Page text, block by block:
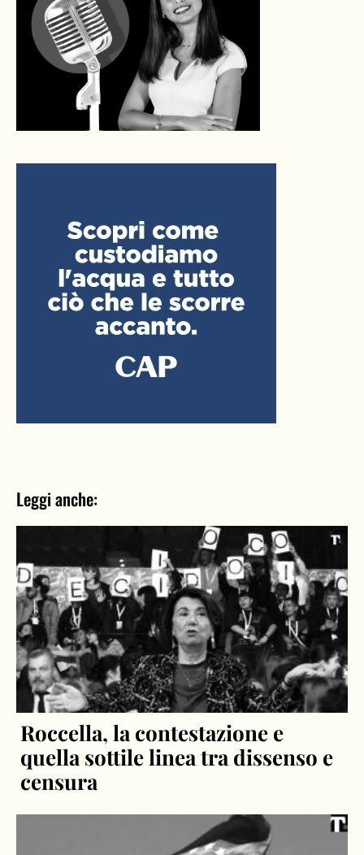
Leggi anche:
Roccella, la contestazione e
quella sottile linea tra dissenso e
censura